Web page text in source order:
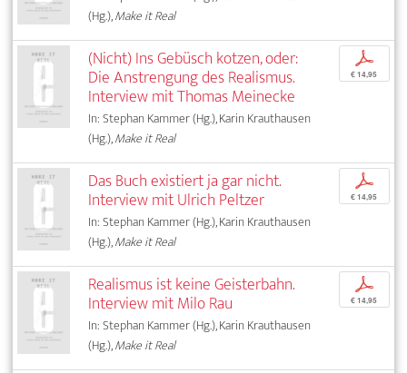
(Hg.),Make it Real
(Nicht) Ins Gebüsch kotzen, oder:
Die Anstrengung des Realismus.
Interview mit Thomas Meinecke
In: Stephan Kammer (Hg.), Karin Krauthausen
(Hg.),Make it Real
p
€ 14,95
Das Buch existiert ja gar nicht.
Interview mit Ulrich Peltzer
In: Stephan Kammer (Hg.), Karin Krauthausen
(Hg.),Make it Real
p
€ 14,95
Realismus ist keine Geisterbahn.
Interview mit Milo Rau
In: Stephan Kammer (Hg.), Karin Krauthausen
(Hg.),Make it Real
p
€ 14,95